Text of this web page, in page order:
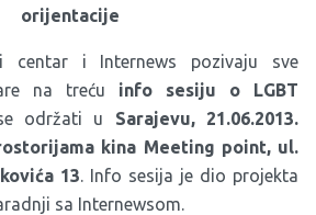
orijentacije
centar i Internews pozivaju sve
na treću info sesiju o LGBT
održati u Sarajevu, 21.06.2013.
kina Meeting point, ul.
13. Info sesija je dio projekta
sa Internewsom.